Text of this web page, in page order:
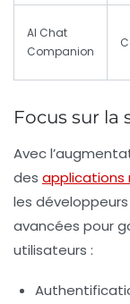
AI Chat
Companion
Focus sur la
Avec
des applications
les
avancées pour
utilisateurs :